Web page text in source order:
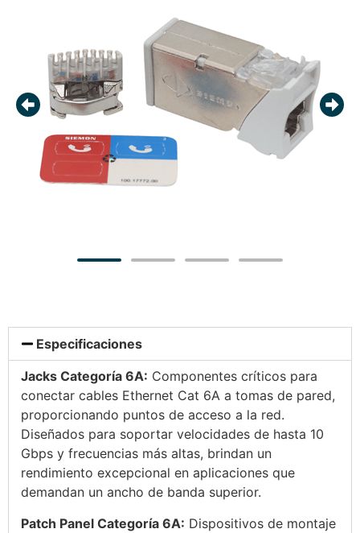
Especificaciones
Jacks Categoría 6A: Componentes críticos para
conectar cables Ethernet Cat 6A a tomas de pared,
proporcionando puntos de acceso a la red.
Diseñados para soportar velocidades de hasta 10
Gbps y frecuencias más altas, brindan un
rendimiento excepcional en aplicaciones que
demandan un ancho de banda superior.
Patch Panel Categoría 6A: Dispositivos de montaje